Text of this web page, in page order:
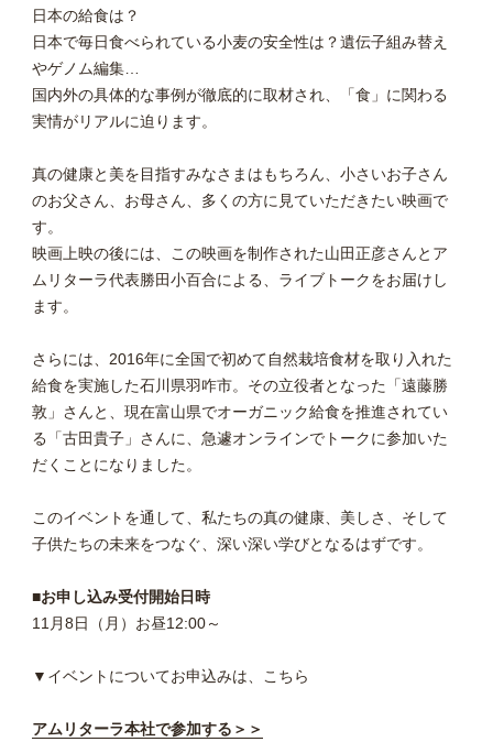
日本の給食は？
日本で毎日食べられている小麦の安全性は？遺伝子組み替え
やゲノム編集…
国内外の具体的な事例が徹底的に取材され、「食」に関わる
実情がリアルに迫ります。
真の健康と美を目指すみなさまはもちろん、小さいお子さん
のお父さん、お母さん、多くの方に見ていただきたい映画で
す。
映画上映の後には、この映画を制作された山田正彦さんとア
ムリターラ代表勝田小百合による、ライブトークをお届けし
ます。
さらには、2016年に全国で初めて自然栽培食材を取り入れた
給食を実施した石川県羽咋市。その立役者となった「遠藤勝
敦」さんと、現在富山県でオーガニック給食を推進されてい
る「古田貴子」さんに、急遽オンラインでトークに参加いた
だくことになりました。
このイベントを通して、私たちの真の健康、美しさ、そして
子供たちの未来をつなぐ、深い深い学びとなるはずです。
■お申し込み受付開始日時
11月8日（月）お昼12:00～
▼イベントについてお申込みは、こちら
アムリターラ本社で参加する＞＞